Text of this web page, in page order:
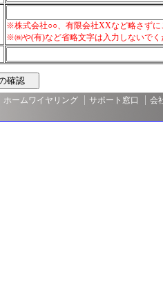
※株式会社○○、有限会社XXなど略さずに
※㈱や(有)など省略文字は入力しないでく
ホームワイヤリング サポート窓口 会